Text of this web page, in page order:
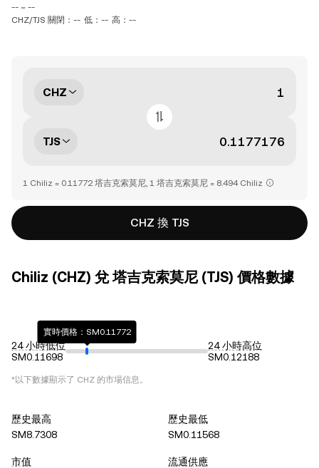
-- ~ --
CHZ/TJS 關閉：-- 低：-- 高：--
CHZ
TJS
1 Chiliz = 0.11772 塔吉克索莫尼, 1 塔吉克索莫尼 = 8.494 Chiliz
CHZ 換 TJS
Chiliz (CHZ) 兌 塔吉克索莫尼 (TJS) 價格數據
24 小時低位
SM0.11698
實時價格：SM0.11772
24 小時高位
SM0.12188
*以下數據顯示了 CHZ 的市場信息。
歷史最高
SM8.7308
歷史最低
SM0.11568
市值
流通供應